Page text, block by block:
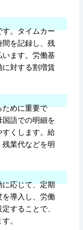
す。タイムカー
間を記録し、残
ます。労働基
対する割増賃
ために重要で
語での明細を
くします。給
業代などを明
に応じて、定期
導入し、労働
することで、
。